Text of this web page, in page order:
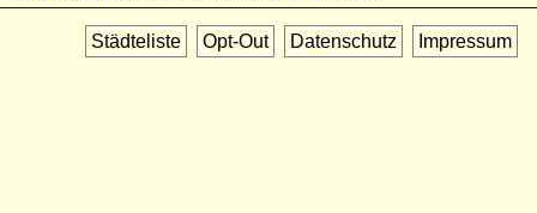
Städteliste Opt-Out Datenschutz Impressum